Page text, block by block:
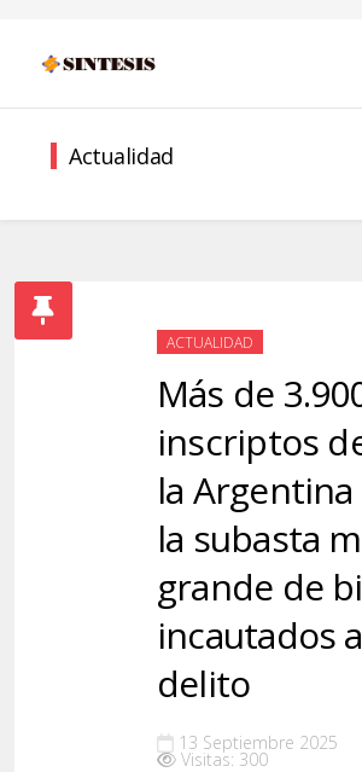
Actualidad
ACTUALIDAD
Más de
inscriptos
la
la subasta
grande de
incautados
delito
13 Septiembre 2025
Visitas: 300